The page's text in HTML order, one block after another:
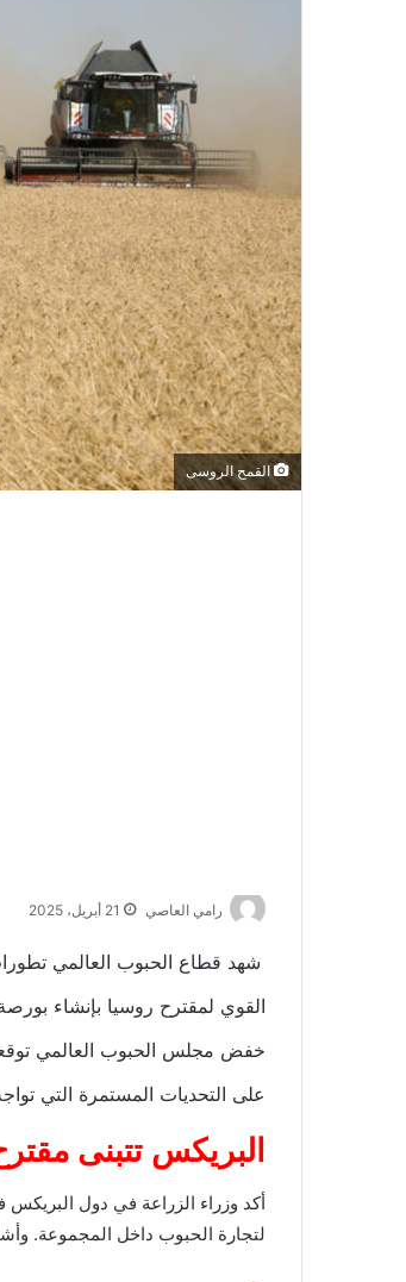
القمح الروسى
رامي العاصي 21 أبريل، 2025
شهد قطاع الحبوب العالمي
القوي لمقترح روسيا بإنشاء
على التحديات المستمرة التي تواجه
البريكس تتبنى
أكد وزراء الزراعة في دول
لتجارة الحبوب داخل المجموعة.